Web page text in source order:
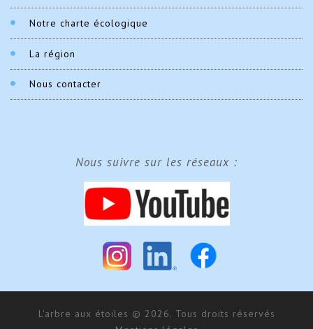
Notre charte écologique
La région
Nous contacter
Nous suivre sur les réseaux :
L'arbre aux étoiles © 2026. Tous droits réservés